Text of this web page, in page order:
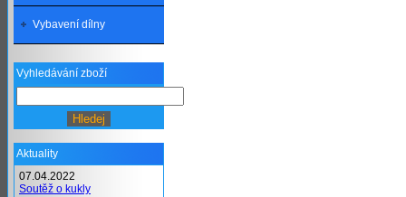
Vybavení dílny
Vyhledávání zboží
Aktuality
07.04.2022
Soutěž o kukly